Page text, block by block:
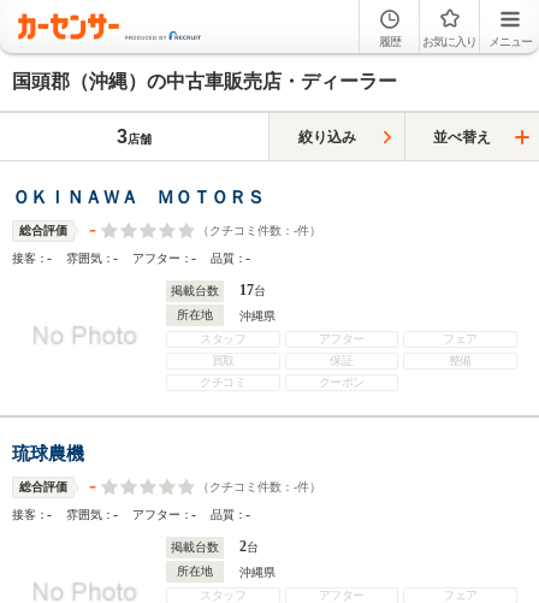
履歴 お気に入り メニュー
国頭郡（沖縄）の中古車販売店・ディーラー
3店舗 絞り込み 並べ替え
ＯＫＩＮＡＷＡ ＭＯＴＯＲＳ
総合評価 - （クチコミ件数： -件）
接客：- 雰囲気：- アフター：- 品質：-
掲載台数 17台
所在地
沖縄県
スタッフ
アフター
フェア
買取
保証
整備
クチコミ
クーポン
琉球農機
総合評価 - （クチコミ件数： -件）
接客：- 雰囲気：- アフター：- 品質：-
掲載台数 2台
所在地
沖縄県
スタッフ
アフター
フェア